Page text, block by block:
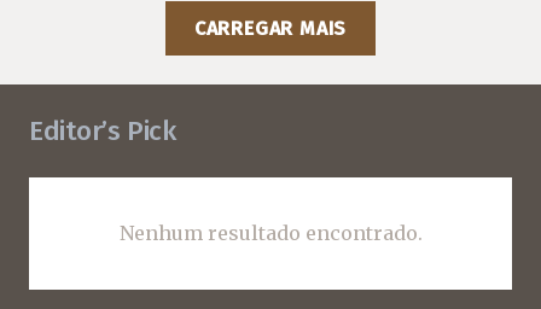
CARREGAR MAIS
Editor’s Pick
Nenhum resultado encontrado.